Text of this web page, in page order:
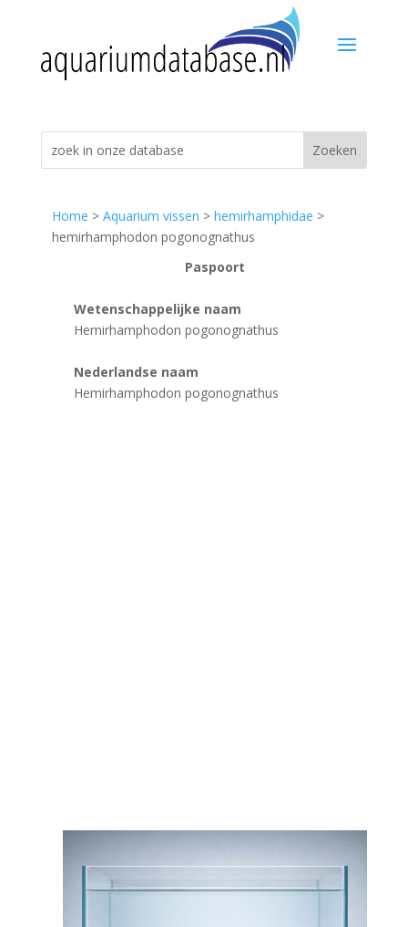
Home > Aquarium vissen > hemirhamphidae >
hemirhamphodon pogonognathus
Paspoort
Wetenschappelijke naam
Hemirhamphodon pogonognathus
Nederlandse naam
Hemirhamphodon pogonognathus